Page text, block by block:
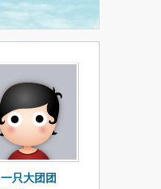
一只大团团